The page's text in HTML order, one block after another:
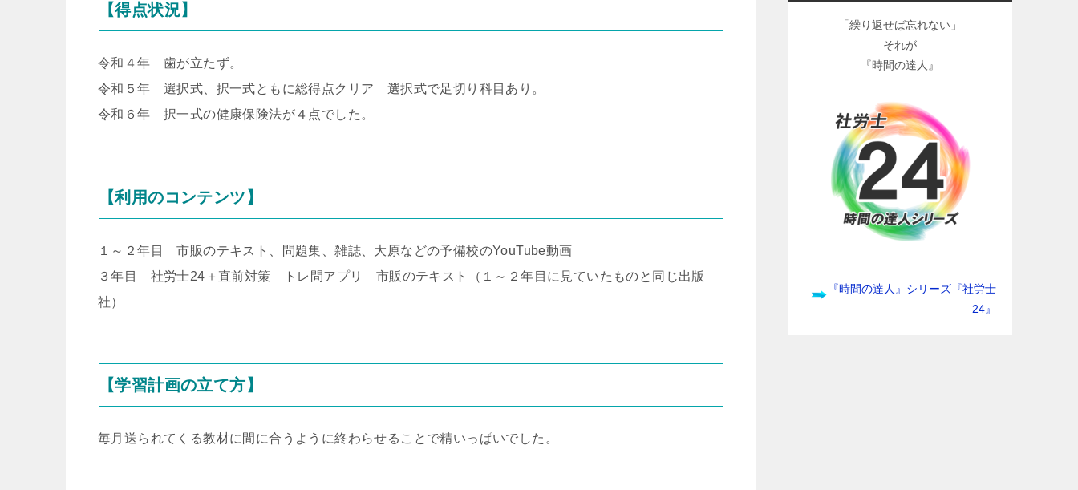
【得点状況】
令和４年 歯が立たず。
令和５年 選択式、択一式ともに総得点クリア 選択式で足切り科目あり。
令和６年 択一式の健康保険法が４点でした。
【利用のコンテンツ】
１～２年目 市販のテキスト、問題集、雑誌、大原などの予備校のYouTube動画
３年目 社労士24＋直前対策 トレ問アプリ 市販のテキスト（１～２年目に見ていたものと同じ出版
社）
【学習計画の立て方】
毎月送られてくる教材に間に合うように終わらせることで精いっぱいでした。
「繰り返せば忘れない」
それが
『時間の達人』
『時間の達人』シリーズ『社労士
24』